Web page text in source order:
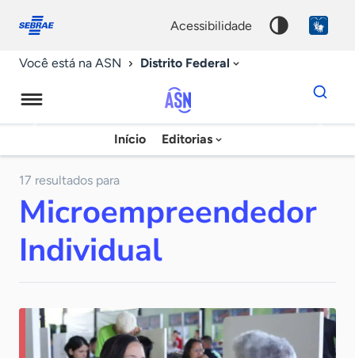
conosco
acessibilidade
Você está na ASN Distrito Federal
Agência
Sebrae
Notícias
Início Editorias
Dados
para
chave
17 resultados para
Microempreendedor
Individual